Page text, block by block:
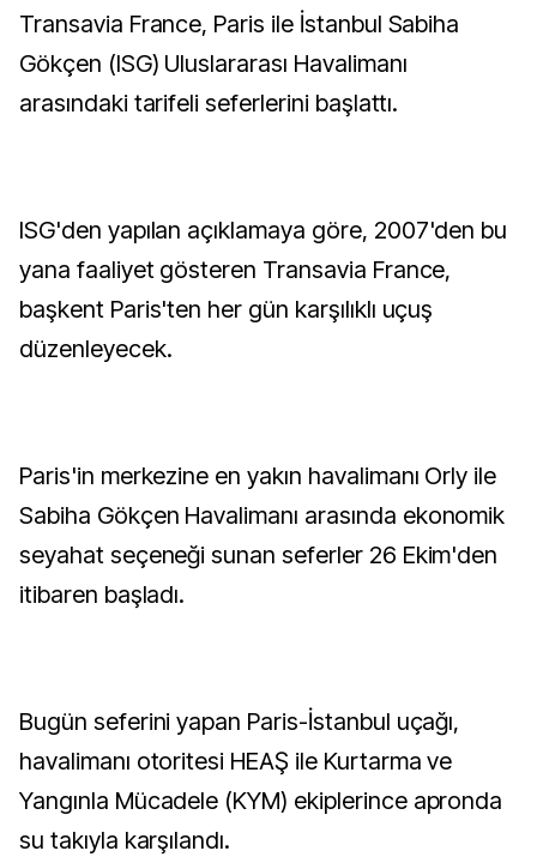
Transavia France, Paris ile İstanbul Sabiha
Gökçen (ISG) Uluslararası Havalimanı
arasındaki tarifeli seferlerini başlattı.
ISG'den yapılan açıklamaya göre, 2007'den bu
yana faaliyet gösteren Transavia France,
başkent Paris'ten her gün karşılıklı uçuş
düzenleyecek.
Paris'in merkezine en yakın havalimanı Orly ile
Sabiha Gökçen Havalimanı arasında ekonomik
seyahat seçeneği sunan seferler 26 Ekim'den
itibaren başladı.
Bugün seferini yapan Paris-İstanbul uçağı,
havalimanı otoritesi HEAŞ ile Kurtarma ve
Yangınla Mücadele (KYM) ekiplerince apronda
su takıyla karşılandı.